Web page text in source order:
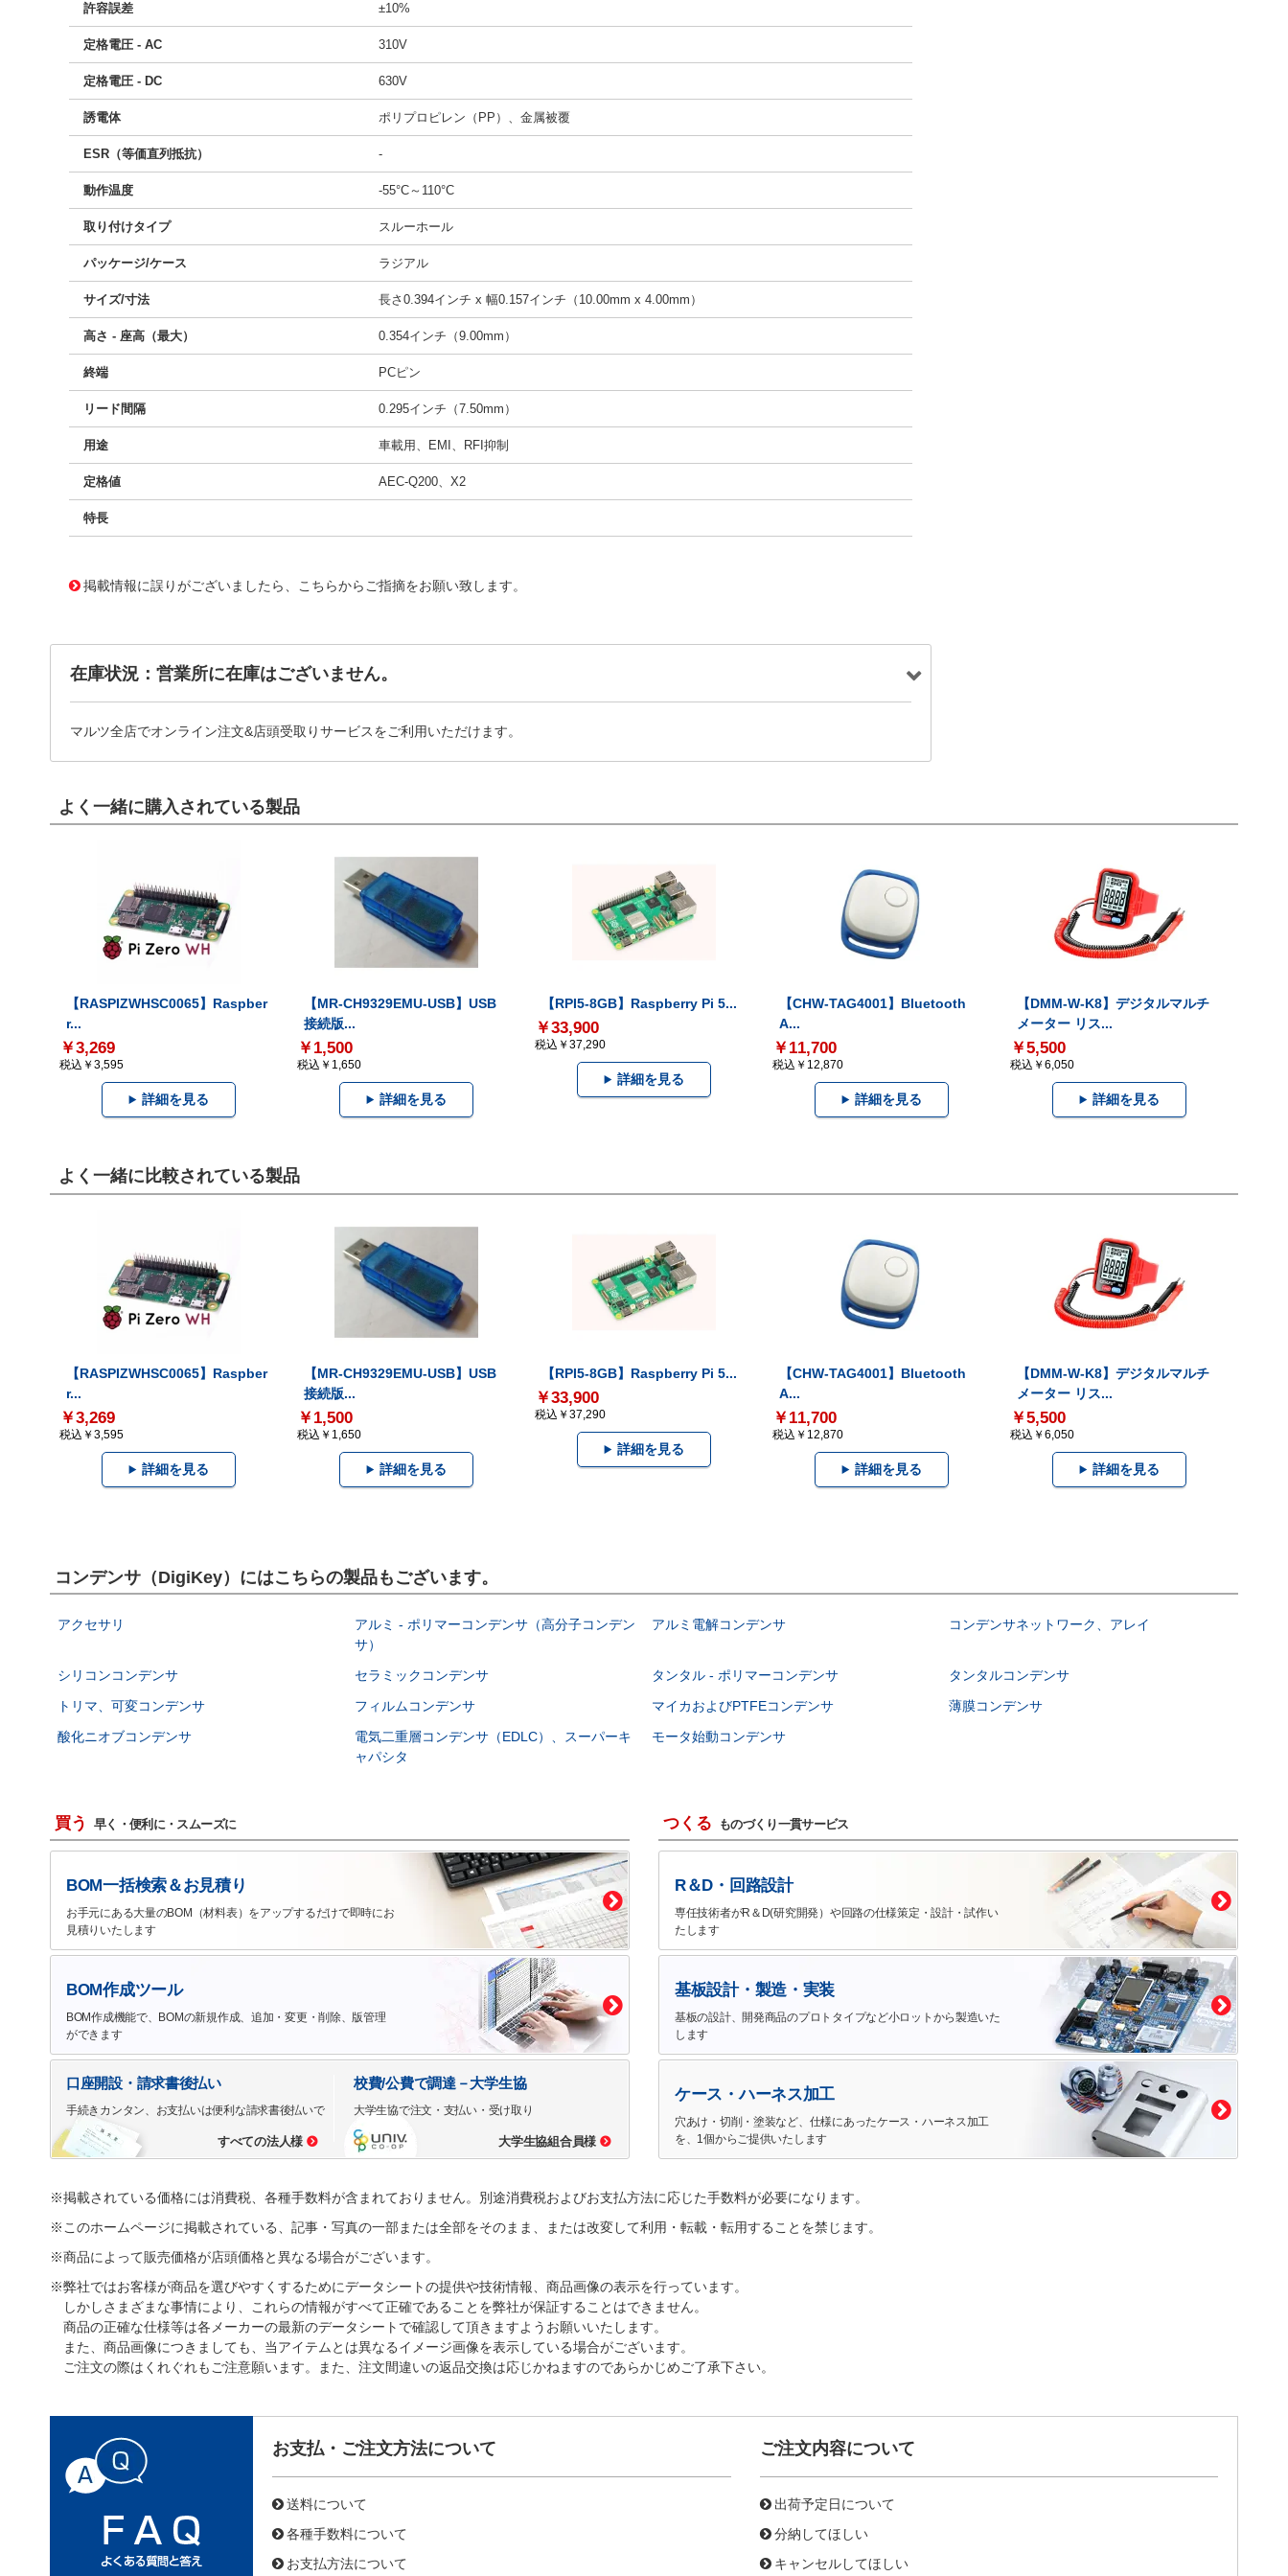
許容誤差 ±10%
定格電圧 - AC 310V
定格電圧 - DC 630V
誘電体 ポリプロピレン（PP）、金属被覆
ESR（等価直列抵抗） -
動作温度 -55°C～110°C
取り付けタイプ スルーホール
パッケージ/ケース ラジアル
サイズ/寸法 長さ0.394インチ x 幅0.157インチ（10.00mm x 4.00mm）
高さ - 座高（最大） 0.354インチ（9.00mm）
終端 PCピン
リード間隔 0.295インチ（7.50mm）
用途 車載用、EMI、RFI抑制
定格値 AEC-Q200、X2
特長
掲載情報に誤りがございましたら、こちらからご指摘をお願い致します。
在庫状況：営業所に在庫はございません。
マルツ全店でオンライン注文&店頭受取りサービスをご利用いただけます。
よく一緒に購入されている製品
【RASPIZWHSC0065】Raspber
r...
￥3,269
税込￥3,595
詳細を見る
【MR-CH9329EMU-USB】USB
接続版...
￥1,500
税込￥1,650
詳細を見る
【RPI5-8GB】Raspberry Pi 5...
￥33,900
税込￥37,290
詳細を見る
【CHW-TAG4001】Bluetooth
A...
￥11,700
税込￥12,870
詳細を見る
【DMM-W-K8】デジタルマルチ
メーター リス...
￥5,500
税込￥6,050
詳細を見る
よく一緒に比較されている製品
【RASPIZWHSC0065】Raspber
r...
￥3,269
税込￥3,595
詳細を見る
【MR-CH9329EMU-USB】USB
接続版...
￥1,500
税込￥1,650
詳細を見る
【RPI5-8GB】Raspberry Pi 5...
￥33,900
税込￥37,290
詳細を見る
【CHW-TAG4001】Bluetooth
A...
￥11,700
税込￥12,870
詳細を見る
【DMM-W-K8】デジタルマルチ
メーター リス...
￥5,500
税込￥6,050
詳細を見る
コンデンサ（DigiKey）にはこちらの製品もございます。
アクセサリ
アルミ - ポリマーコンデンサ（高分子コンデン
サ）
アルミ電解コンデンサ コンデンサネットワーク、アレイ
シリコンコンデンサ セラミックコンデンサ タンタル - ポリマーコンデンサ
タンタルコンデンサ
トリマ、可変コンデンサ
フィルムコンデンサ マイカおよびPTFEコンデンサ
薄膜コンデンサ
酸化ニオブコンデンサ
電気二重層コンデンサ（EDLC）、スーパーキ
ャパシタ
モータ始動コンデンサ
買う 早く・便利に・スムーズに
BOM一括検索＆お見積り
お手元にある大量のBOM（材料表）をアップするだけで即時にお
見積りいたします
BOM作成ツール
BOM作成機能で、BOMの新規作成、追加・変更・削除、版管理
ができます
口座開設・請求書後払い
手続きカンタン、お支払いは便利な請求書後払いで
すべての法人様
校費/公費で調達－大学生協
大学生協で注文・支払い・受け取り
大学生協組合員様
つくる ものづくり一貫サービス
R＆D・回路設計
専任技術者がR＆D(研究開発）や回路の仕様策定・設計・試作い
たします
基板設計・製造・実装
基板の設計、開発商品のプロトタイプなど小ロットから製造いた
します
ケース・ハーネス加工
穴あけ・切削・塗装など、仕様にあったケース・ハーネス加工
を、1個からご提供いたします
※掲載されている価格には消費税、各種手数料が含まれておりません。別途消費税およびお支払方法に応じた手数料が必要になります。
※このホームページに掲載されている、記事・写真の一部または全部をそのまま、または改変して利用・転載・転用することを禁じます。
※商品によって販売価格が店頭価格と異なる場合がございます。
※弊社ではお客様が商品を選びやすくするためにデータシートの提供や技術情報、商品画像の表示を行っています。
しかしさまざまな事情により、これらの情報がすべて正確であることを弊社が保証することはできません。
商品の正確な仕様等は各メーカーの最新のデータシートで確認して頂きますようお願いいたします。
また、商品画像につきましても、当アイテムとは異なるイメージ画像を表示している場合がございます。
ご注文の際はくれぐれもご注意願います。また、注文間違いの返品交換は応じかねますのであらかじめご了承下さい。
お支払・ご注文方法について
送料について
各種手数料について
お支払方法について
ご注文内容について
出荷予定日について
分納してほしい
キャンセルしてほしい